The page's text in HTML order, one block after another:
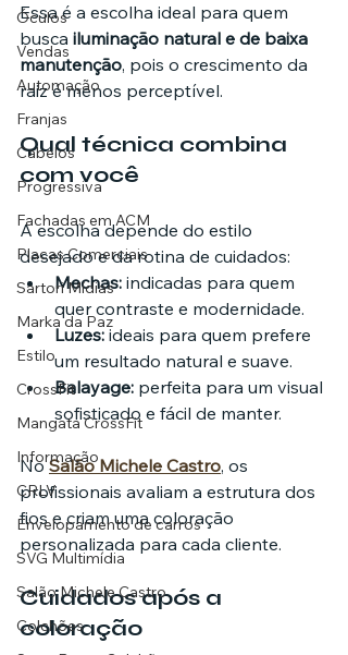
Óculos
Vendas
Automação
Franjas
Cabelos
Progressiva
Fachadas em ACM
Placas Comerciais
Sartori Mídias
Marka da Paz
Estilo
CrossFit
Mangata CrossFit
Informação
CRLV
Envelopamento de carros
SVG Multimídia
Salão Michele Castro
Colchões
Essa é a escolha ideal para quem
busca iluminação natural e de baixa
manutenção, pois o crescimento da
raiz é menos perceptível.
Qual técnica combina
com você
A escolha depende do estilo
desejado e da rotina de cuidados:
Mechas: indicadas para quem
quer contraste e modernidade.
Luzes: ideais para quem prefere
um resultado natural e suave.
Balayage: perfeita para um visual
sofisticado e fácil de manter.
No Salão Michele Castro, os
profissionais avaliam a estrutura dos
fios e criam uma coloração
personalizada para cada cliente.
Cuidados após a
coloração